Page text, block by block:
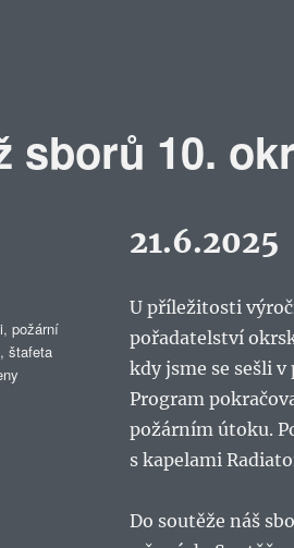
sborů 10.
21.6.2025
U příležitosti
pořadatelství
kdy jsme se sešli
Program
požárním útoku.
s kapelami
Do soutěže náš
,požární
,štafeta